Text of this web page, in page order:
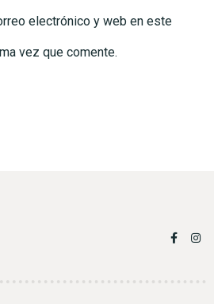
electrónico y web en este
vez que comente.